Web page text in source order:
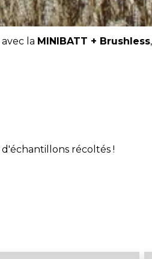
la MINIBATT + Brushless
récoltés !